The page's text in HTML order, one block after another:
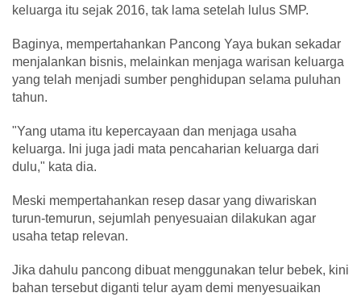
keluarga itu sejak 2016, tak lama setelah lulus SMP.
Baginya, mempertahankan Pancong Yaya bukan sekadar
menjalankan bisnis, melainkan menjaga warisan keluarga
yang telah menjadi sumber penghidupan selama puluhan
tahun.
"Yang utama itu kepercayaan dan menjaga usaha
keluarga. Ini juga jadi mata pencaharian keluarga dari
dulu," kata dia.
Meski mempertahankan resep dasar yang diwariskan
turun-temurun, sejumlah penyesuaian dilakukan agar
usaha tetap relevan.
Jika dahulu pancong dibuat menggunakan telur bebek, kini
bahan tersebut diganti telur ayam demi menyesuaikan